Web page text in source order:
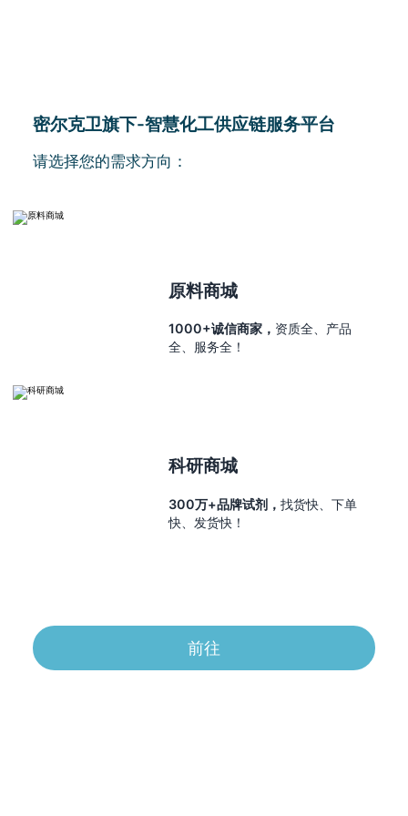
密尔克卫旗下-智慧化工供应链服务平台
请选择您的需求方向：
原料商城
1000+诚信商家， 资质全、产品
全、服务全！
科研商城
300万+品牌试剂，找货快、下单
快、发货快！
前往